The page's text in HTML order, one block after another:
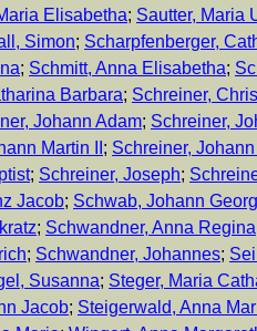
Elisabetha; Sautter, Maria
Simon; Scharpfenberger,
; Schmitt, Anna Elisabetha;
Barbara; Schreiner,
Johann Adam; Schreiner,
Martin II ; Schreiner, Johann
; Schreiner, Joseph;
Jacob; Schwab, Johann Georg
; Schwandner, Anna Regina
; Schwandner, Johannes;
Susanna; Steger, Maria
Jacob; Steigerwald, Anna